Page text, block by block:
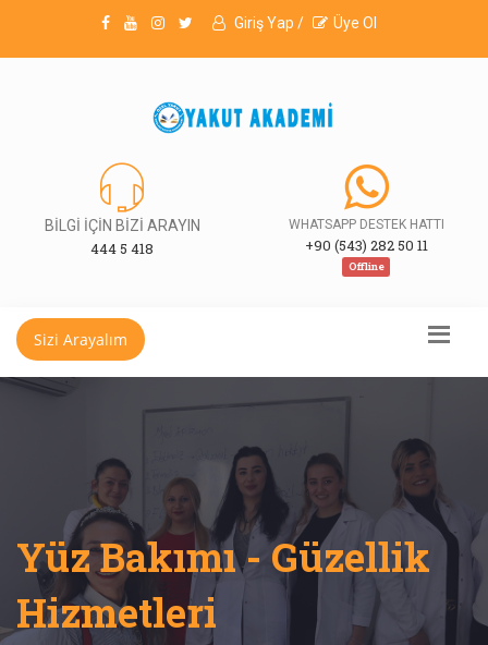
Giriş Yap / Üye Ol
BİLGİ İÇİN BİZİ ARAYIN
444 5 418
WHATSAPP DESTEK HATTI
+90 (543) 282 50 11
Offline
Sizi Arayalım
Yüz Bakımı - Güzellik
Hizmetleri